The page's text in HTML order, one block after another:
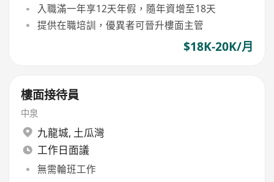
入職滿一年享12天年假，隨年資增至18天
提供在職培訓，優異者可晉升樓面主管
$18K-20K/月
樓面接待員
中泉
九龍城, 土瓜灣
工作日面議
無需輪班工作